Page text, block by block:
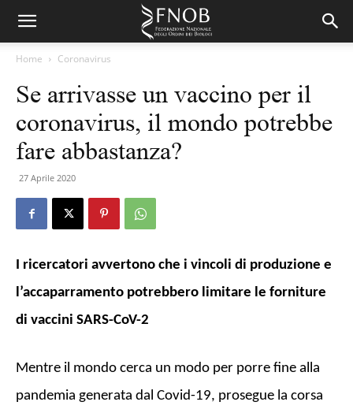
Home Coronavirus
Se arrivasse un vaccino per il
coronavirus, il mondo potrebbe
fare abbastanza?
27 Aprile 2020
I ricercatori avvertono che i vincoli di produzione e
l’accaparramento potrebbero limitare le forniture
di vaccini SARS-CoV-2
Mentre il mondo cerca un modo per porre fine alla
pandemia generata dal Covid-19, prosegue la corsa